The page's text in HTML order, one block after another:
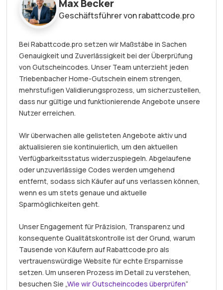
Max Becker
Geschäftsführer von rabattcode.pro
Bei Rabattcode.pro setzen wir Maßstäbe in Sachen
Genauigkeit und Zuverlässigkeit bei der Überprüfung
von Gutscheincodes. Unser Team unterzieht jeden
Triebenbacher Home-Gutschein einem strengen,
mehrstufigen Validierungsprozess, um sicherzustellen,
dass nur gültige und funktionierende Angebote unsere
Nutzer erreichen.
Wir überwachen alle gelisteten Angebote aktiv und
aktualisieren sie kontinuierlich, um den aktuellen
Verfügbarkeitsstatus widerzuspiegeln. Abgelaufene
oder unzuverlässige Codes werden umgehend
entfernt, sodass sich Käufer auf uns verlassen können,
wenn es um stets genaue und aktuelle
Sparmöglichkeiten geht.
Unser Engagement für Präzision, Transparenz und
konsequente Qualitätskontrolle ist der Grund, warum
Tausende von Käufern auf Rabattcode.pro als
vertrauenswürdige Website für echte Ersparnisse
setzen. Um unseren Prozess im Detail zu verstehen,
besuchen Sie „Wie wir Gutscheincodes überprüfen“